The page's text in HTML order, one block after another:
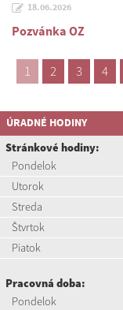
18.06.2026
Pozvánka OZ
1 2 3 4
ÚRADNÉ HODINY
Stránkové hodiny:
Pondelok
Utorok
Streda
Štvrtok
Piatok
Pracovná doba:
Pondelok